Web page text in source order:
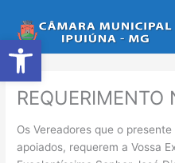
Abrir a barra de ferramentas
para
o
conteúdo
Os Vereadores que o
apoiados, requerem a Vossa